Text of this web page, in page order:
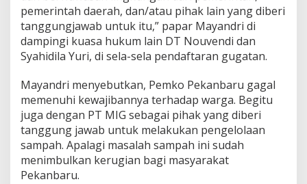
pemerintah daerah, dan/atau pihak lain yang diberi
tanggungjawab untuk itu,” papar Mayandri di
dampingi kuasa hukum lain DT Nouvendi dan
Syahidila Yuri, di sela-sela pendaftaran gugatan.
Mayandri menyebutkan, Pemko Pekanbaru gagal
memenuhi kewajibannya terhadap warga. Begitu
juga dengan PT MIG sebagai pihak yang diberi
tanggung jawab untuk melakukan pengelolaan
sampah. Apalagi masalah sampah ini sudah
menimbulkan kerugian bagi masyarakat
Pekanbaru.